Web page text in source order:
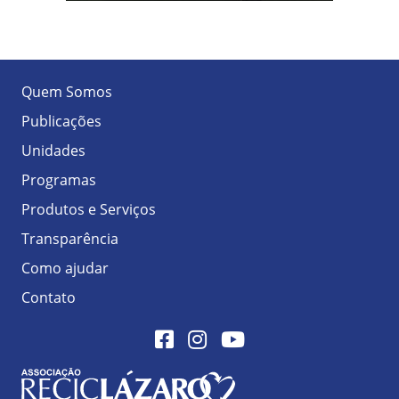
Quem Somos
Publicações
Unidades
Programas
Produtos e Serviços
Transparência
Como ajudar
Contato
FacebookInstagramYoutube
Logo